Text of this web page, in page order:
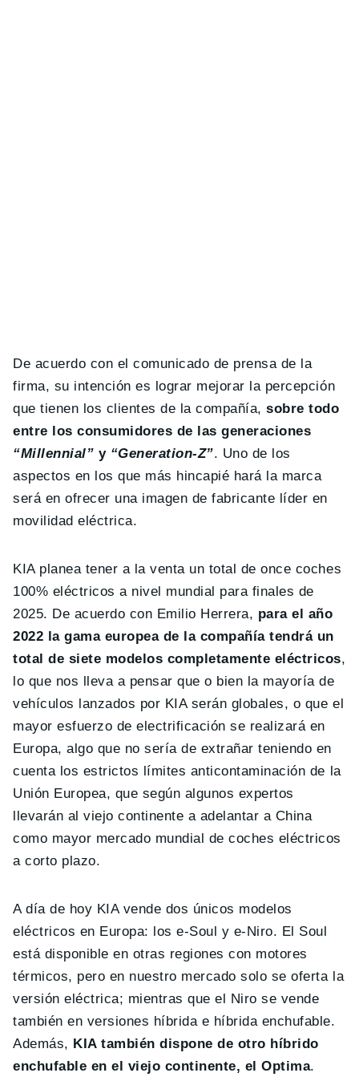
De acuerdo con el comunicado de prensa de la
firma, su intención es lograr mejorar la percepción
que tienen los clientes de la compañía,sobre todo
entre los consumidores de las generaciones
“Millennial” y “Generation-Z”. Uno de los
aspectos en los que más hincapié hará la marca
será en ofrecer una imagen de fabricante líder en
movilidad eléctrica.
KIA planea tener a la venta un total de once coches
100% eléctricos a nivel mundial para finales de
2025. De acuerdo con Emilio Herrera, para el año
2022 la gama europea de la compañía tendrá un
total de siete modelos completamente eléctricos,
lo que nos lleva a pensar que o bien la mayoría de
vehículos lanzados por KIA serán globales, o que el
mayor esfuerzo de electrificación se realizará en
Europa, algo que no sería de extrañar teniendo en
cuenta los estrictos límites anticontaminación de la
Unión Europea, que según algunos expertos
llevarán al viejo continente a adelantar a China
como mayor mercado mundial de coches eléctricos
a corto plazo.
A día de hoy KIA vende dos únicos modelos
eléctricos en Europa: los e-Soul y e-Niro. El Soul
está disponible en otras regiones con motores
térmicos, pero en nuestro mercado solo se oferta la
versión eléctrica; mientras que el Niro se vende
también en versiones híbrida e híbrida enchufable.
Además, KIA también dispone de otro híbrido
enchufable en el viejo continente, el Optima.